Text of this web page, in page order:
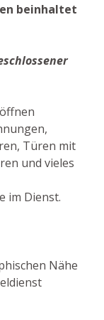
beinhaltet
Türen mit
und vieles
im Dienst.
Nähe